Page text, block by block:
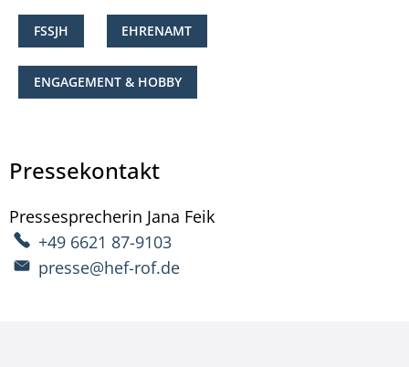
FSSJH EHRENAMT
ENGAGEMENT & HOBBY
Pressekontakt
Pressesprecherin Jana Feik
+49 6621 87-9103
presse@hef-rof.de